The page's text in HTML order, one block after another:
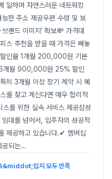
일하며 자연스러운 네트워킹
한 주소 제공우편 수령 및 보
랜드 이미지’ 확보💸 가격대
스 추천을 받을 때 가격은 빼놓
인율 1개월 200,000원 기본
개월 900,000원 25% 할인
히 3개월 이상 장기 계약 시 혜
를 찾고 계신다면 매우 합리적
를 위한 실속 서비스 제공삼성
대를 넘어서, 입주자의 성공적
제공하고 있습니다.✔ 멤버십
공되는...
&middot;입지 모두 만족